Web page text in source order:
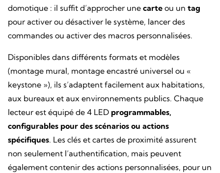
domotique : il suffit d’approcher une carte ou un tag
pour activer ou désactiver le système, lancer des
commandes ou activer des macros personnalisées.
Disponibles dans différents formats et modèles
(montage mural, montage encastré universel ou «
keystone »), ils s’adaptent facilement aux habitations,
aux bureaux et aux environnements publics. Chaque
lecteur est équipé de 4 LED programmables,
configurables pour des scénarios ou actions
spécifiques. Les clés et cartes de proximité assurent
non seulement l’authentification, mais peuvent
également contenir des actions personnalisées, pour un